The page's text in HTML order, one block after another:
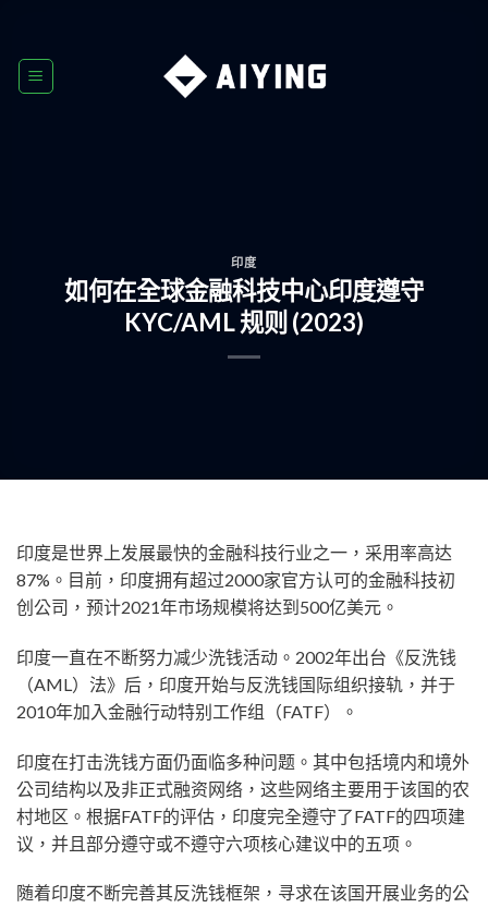
content
印度
如何在全球金融科技中心印度遵守
KYC/AML 规则 (2023)
印度是世界上发展最快的金融科技行业之一，采用率高达
87%。目前，印度拥有超过2000家官方认可的金融科技初
创公司，预计2021年市场规模将达到500亿美元。
印度一直在不断努力减少洗钱活动。2002年出台《反洗钱
（AML）法》后，印度开始与反洗钱国际组织接轨，并于
2010年加入金融行动特别工作组（FATF）。
印度在打击洗钱方面仍面临多种问题。其中包括境内和境外
公司结构以及非正式融资网络，这些网络主要用于该国的农
村地区。根据FATF的评估，印度完全遵守了FATF的四项建
议，并且部分遵守或不遵守六项核心建议中的五项。
随着印度不断完善其反洗钱框架，寻求在该国开展业务的公